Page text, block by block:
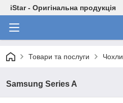
iStar - Оригінальна продукція
Товари та послуги Чохли
Samsung Series A